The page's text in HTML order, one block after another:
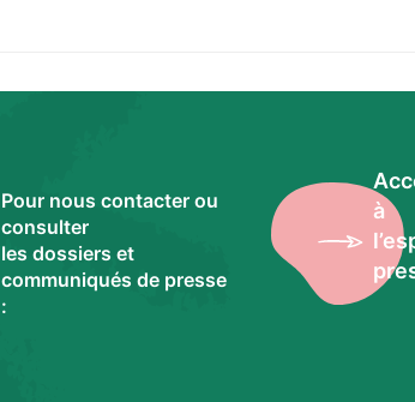
Pour nous contacter ou
consulter
les dossiers et
communiqués de presse
:
à